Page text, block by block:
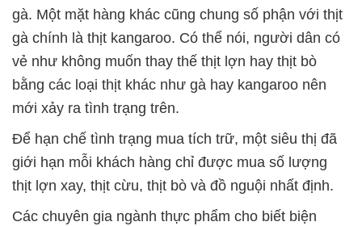
gà. Một mặt hàng khác cũng chung số phận với thịt
gà chính là thịt kangaroo. Có thể nói, người dân có
vẻ như không muốn thay thế thịt lợn hay thịt bò
bằng các loại thịt khác như gà hay kangaroo nên
mới xảy ra tình trạng trên.
Để hạn chế tình trạng mua tích trữ, một siêu thị đã
giới hạn mỗi khách hàng chỉ được mua số lượng
thịt lợn xay, thịt cừu, thịt bò và đồ nguội nhất định.
Các chuyên gia ngành thực phẩm cho biết biện